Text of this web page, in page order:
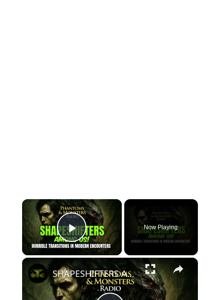
×
Play Video
Now Playing
×
SHAPESHIFTERS AMONG US! Horrible Transitions in Modern Encounters